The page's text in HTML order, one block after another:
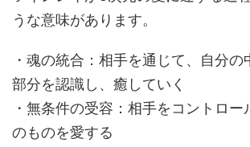
うな意味があります。
・魂の統合：相手を通じて、自分の
部分を認識し、癒していく
・無条件の受容：相手をコントロー
のものを愛する